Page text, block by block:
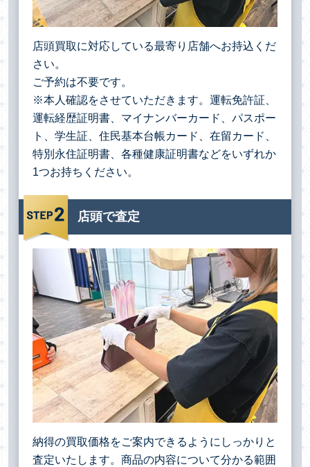
店頭買取に対応している最寄り店舗へお持込くだ
さい。
ご予約は不要です。
※本人確認をさせていただきます。運転免許証、
運転経歴証明書、マイナンバーカード、パスポー
ト、学生証、住民基本台帳カード、在留カード、
特別永住証明書、各種健康証明書などをいずれか
1つお持ちください。
店頭で査定
納得の買取価格をご案内できるようにしっかりと
査定いたします。商品の内容について分かる範囲